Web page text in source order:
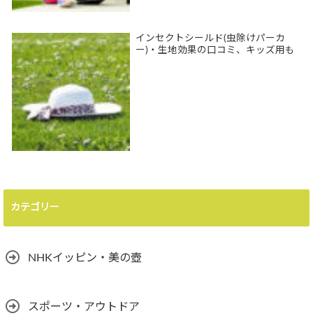
インセクトシールド(虫除けパーカ
ー)・生地効果の口コミ、キッズ用も
カテゴリー
NHKイッピン・美の壺
スポーツ・アウトドア